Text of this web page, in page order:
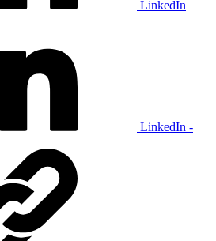
LinkedIn
LinkedIn -